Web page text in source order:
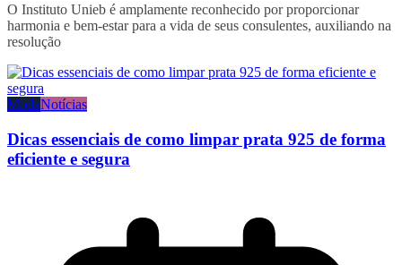
O Instituto Unieb é amplamente reconhecido por proporcionar
harmonia e bem-estar para a vida de seus consulentes, auxiliando na
resolução
ModaNotícias
Dicas essenciais de como limpar prata 925 de forma
eficiente e segura